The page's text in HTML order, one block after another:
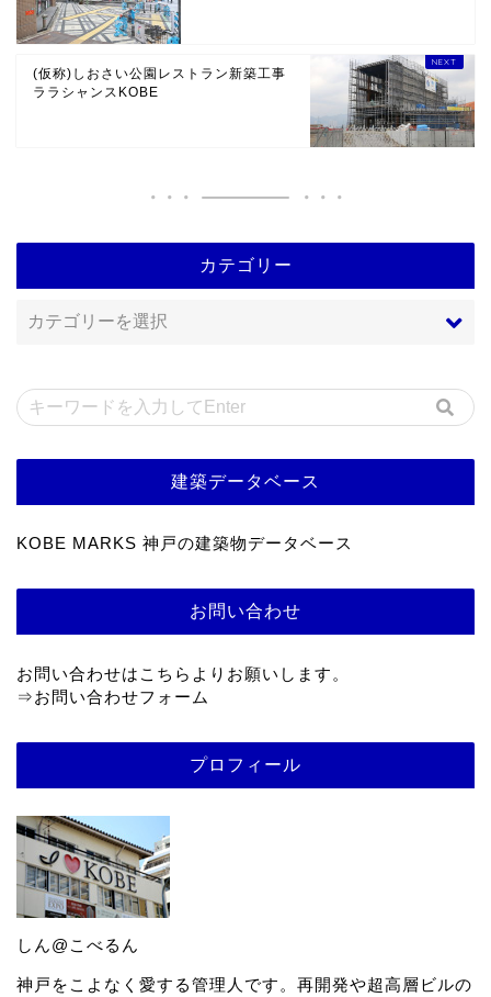
(仮称)しおさい公園レストラン新築工事
ララシャンスKOBE
カテゴリー
建築データベース
KOBE MARKS 神戸の建築物データベース
お問い合わせ
お問い合わせはこちらよりお願いします。
⇒お問い合わせフォーム
プロフィール
しん@こべるん
神戸をこよなく愛する管理人です。再開発や超高層ビルの